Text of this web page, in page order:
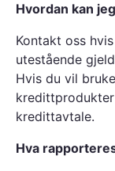
Hvordan kan
Kontakt oss
utestående
Hvis du vil
kredittavtale.
Hva